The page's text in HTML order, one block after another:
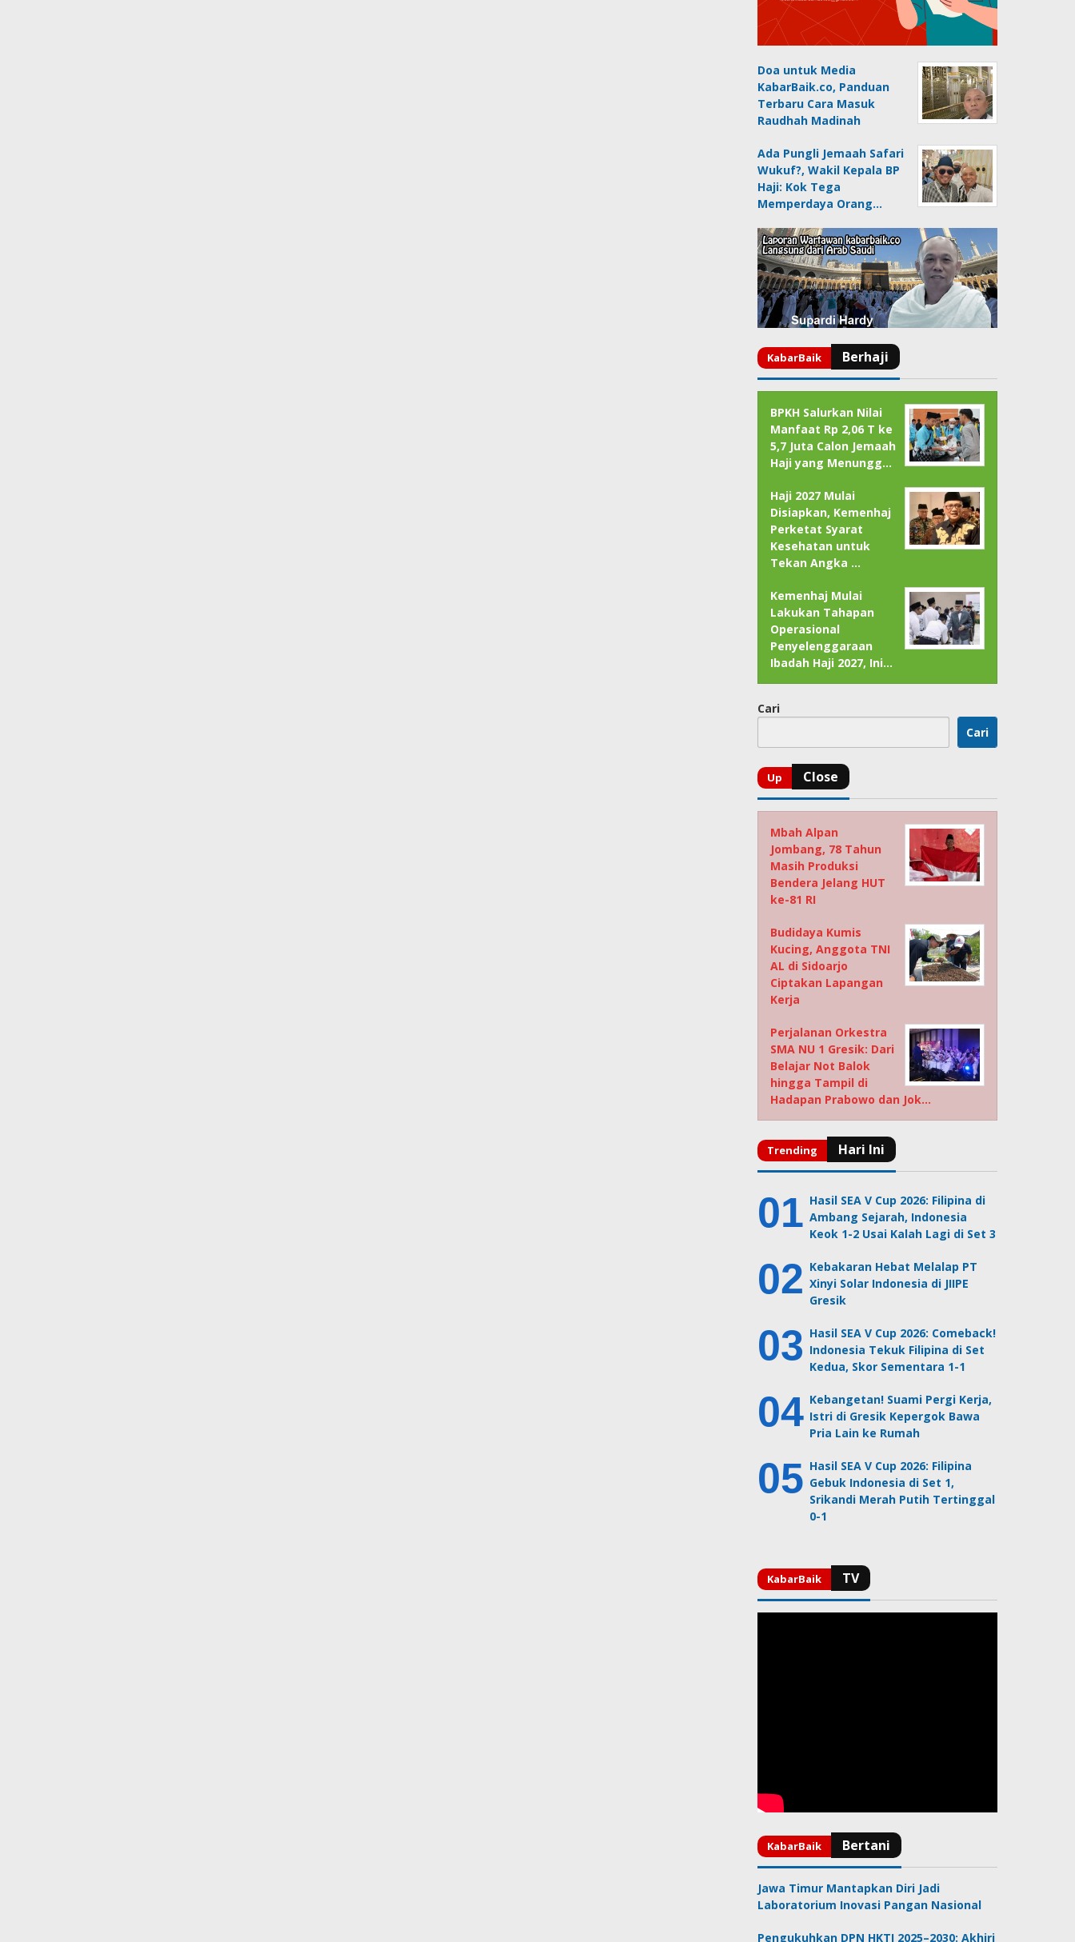
Doa untuk Media
KabarBaik.co, Panduan
Terbaru Cara Masuk
Raudhah Madinah
Ada Pungli Jemaah Safari
Wukuf?, Wakil Kepala BP
Haji: Kok Tega
Memperdaya Orang…
BPKH Salurkan Nilai
Manfaat Rp 2,06 T ke
5,7 Juta Calon Jemaah
Haji yang Menungg…
Haji 2027 Mulai
Disiapkan, Kemenhaj
Perketat Syarat
Kesehatan untuk
Tekan Angka …
Kemenhaj Mulai
Lakukan Tahapan
Operasional
Penyelenggaraan
Ibadah Haji 2027, Ini…
Cari
Cari
Mbah Alpan
Jombang, 78 Tahun
Masih Produksi
Bendera Jelang HUT
ke-81 RI
Budidaya Kumis
Kucing, Anggota TNI
AL di Sidoarjo
Ciptakan Lapangan
Kerja
Perjalanan Orkestra
SMA NU 1 Gresik: Dari
Belajar Not Balok
hingga Tampil di
Hadapan Prabowo dan Jok…
Hasil SEA V Cup 2026: Filipina di
Ambang Sejarah, Indonesia
Keok 1-2 Usai Kalah Lagi di Set 3
Kebakaran Hebat Melalap PT
Xinyi Solar Indonesia di JIIPE
Gresik
Hasil SEA V Cup 2026: Comeback!
Indonesia Tekuk Filipina di Set
Kedua, Skor Sementara 1-1
Kebangetan! Suami Pergi Kerja,
Istri di Gresik Kepergok Bawa
Pria Lain ke Rumah
Hasil SEA V Cup 2026: Filipina
Gebuk Indonesia di Set 1,
Srikandi Merah Putih Tertinggal
0-1
Jawa Timur Mantapkan Diri Jadi
Laboratorium Inovasi Pangan Nasional
Pengukuhkan DPN HKTI 2025–2030: Akhiri